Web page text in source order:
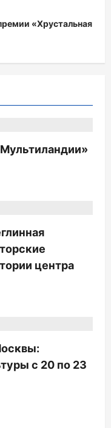
«Хрустальная
центра
с 20 по 23